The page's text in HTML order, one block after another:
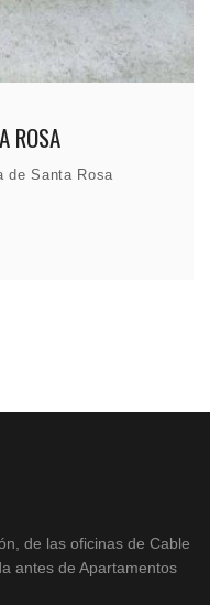
ROSA
de Santa Rosa
de las oficinas de Cable
antes de Apartamentos